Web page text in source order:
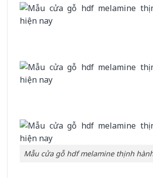
Mẫu cửa gỗ hdf melamine thịnh